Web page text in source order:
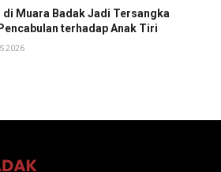
di Muara Badak Jadi Tersangka
terhadap Anak Tiri
2026